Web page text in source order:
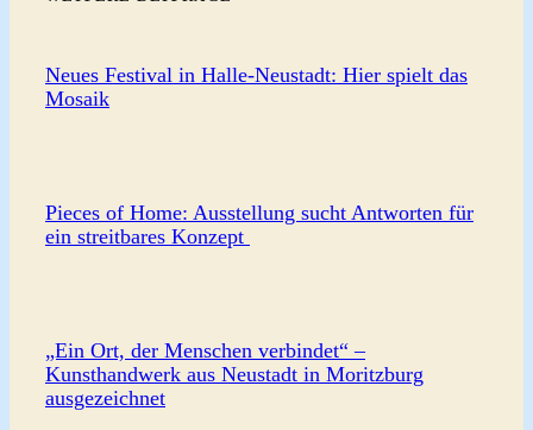
Neues Festival in Halle-Neustadt: Hier spielt das
Mosaik
Pieces of Home: Ausstellung sucht Antworten für
ein streitbares Konzept
„Ein Ort, der Menschen verbindet“ –
Kunsthandwerk aus Neustadt in Moritzburg
ausgezeichnet